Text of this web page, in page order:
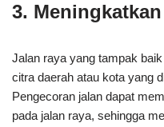
3.
Jalan raya yang tampak
citra daerah atau kota yang
Pengecoran jalan dapat
pada jalan raya, sehingga